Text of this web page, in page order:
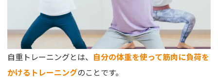
自重トレーニングは毎日やってもいい？
「自重トレーニングは効果がない」と言われる理由は？
自重トレーニングの効果を高める食事は？
トレーニング前後のストレッチは必要？
自重トレーニングとは、 自分の体重を使って筋肉に負荷を
かけるトレーニングのことです。